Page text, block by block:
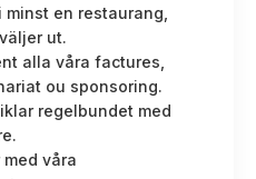
en restaurang,
ut.
alla våra factures,
ou sponsoring.
regelbundet med
våra